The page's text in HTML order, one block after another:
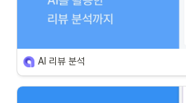
AI 리뷰 분석